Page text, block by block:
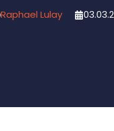
Raphael Lulay